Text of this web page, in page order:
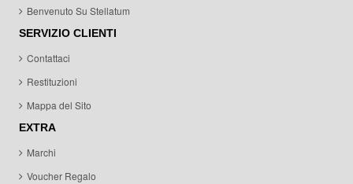
Benvenuto Su Stellatum
SERVIZIO CLIENTI
Contattaci
Restituzioni
Mappa del Sito
EXTRA
Marchi
Voucher Regalo